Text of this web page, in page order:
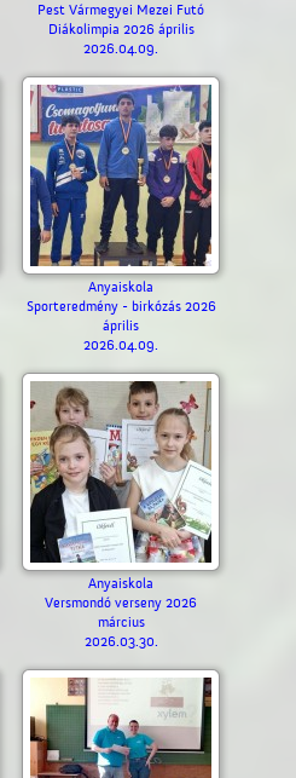
Pest Vármegyei Mezei Futó
Diákolimpia 2026 április
2026.04.09.
Anyaiskola
Sporteredmény - birkózás 2026
április
2026.04.09.
Anyaiskola
Versmondó verseny 2026
március
2026.03.30.